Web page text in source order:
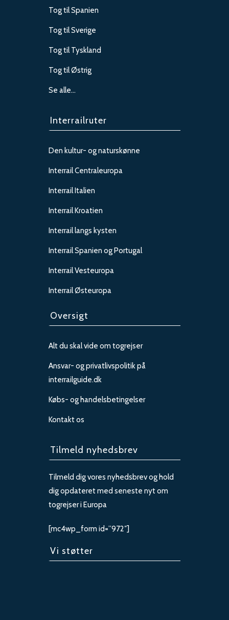
Tog til Spanien
Tog til Sverige
Tog til Tyskland
Tog til Østrig
Se alle…
Interrailruter
Den kultur- og naturskønne
Interrail Centraleuropa
Interrail Italien
Interrail Kroatien
Interrail langs kysten
Interrail Spanien og Portugal
Interrail Vesteuropa
Interrail Østeuropa
Oversigt
Alt du skal vide om togrejser
Ansvar- og privatlivspolitik på
interrailguide.dk
Købs- og handelsbetingelser
Kontakt os
Tilmeld nyhedsbrev
Tilmeld dig vores nyhedsbrev og hold
dig opdateret med seneste nyt om
togrejser i Europa
[mc4wp_form id=”972″]
Vi støtter